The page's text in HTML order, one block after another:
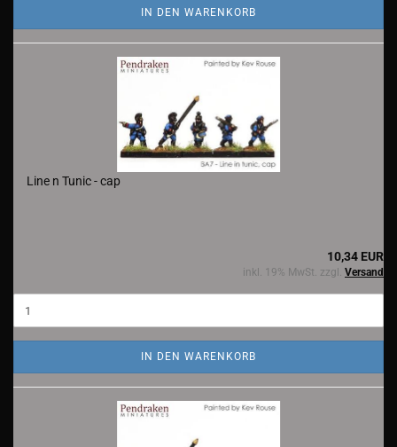
IN DEN WARENKORB
Line n Tunic - cap
10,34 EUR
inkl. 19% MwSt. zzgl. Versand
IN DEN WARENKORB